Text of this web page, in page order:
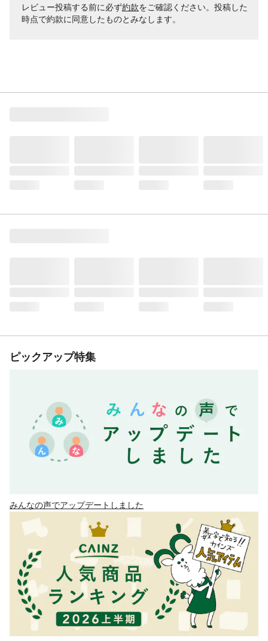
レビュー投稿する前に必ず約款をご確認ください。投稿した
時点で約款に同意したものとみなします。
ピックアップ特集
みんなの声でアップデートしました